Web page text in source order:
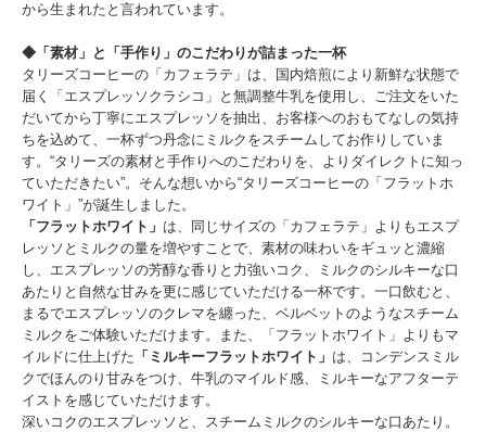
から生まれたと言われています。
◆「素材」と「手作り」のこだわりが詰まった一杯
タリーズコーヒーの「カフェラテ」は、国内焙煎により新鮮な状態で
届く「エスプレッソクラシコ」と無調整牛乳を使用し、ご注文をいた
だいてから丁寧にエスプレッソを抽出、お客様へのおもてなしの気持
ちを込めて、一杯ずつ丹念にミルクをスチームしてお作りしていま
す。“タリーズの素材と手作りへのこだわりを、よりダイレクトに知っ
ていただきたい”。そんな想いから“タリーズコーヒーの「フラットホ
ワイト」”が誕生しました。
「フラットホワイト」 は、同じサイズの「カフェラテ」よりもエスプ
レッソとミルクの量を増やすことで、素材の味わいをギュッと濃縮
し、エスプレッソの芳醇な香りと力強いコク、ミルクのシルキーな口
あたりと自然な甘みを更に感じていただける一杯です。一口飲むと、
まるでエスプレッソのクレマを纏った、ベルベットのようなスチーム
ミルクをご体験いただけます。また、「フラットホワイト」よりもマ
イルドに仕上げた 「ミルキーフラットホワイト」 は、コンデンスミル
クでほんのり甘みをつけ、牛乳のマイルド感、ミルキーなアフターテ
イストを感じていただけます。
深いコクのエスプレッソと、スチームミルクのシルキーな口あたり。